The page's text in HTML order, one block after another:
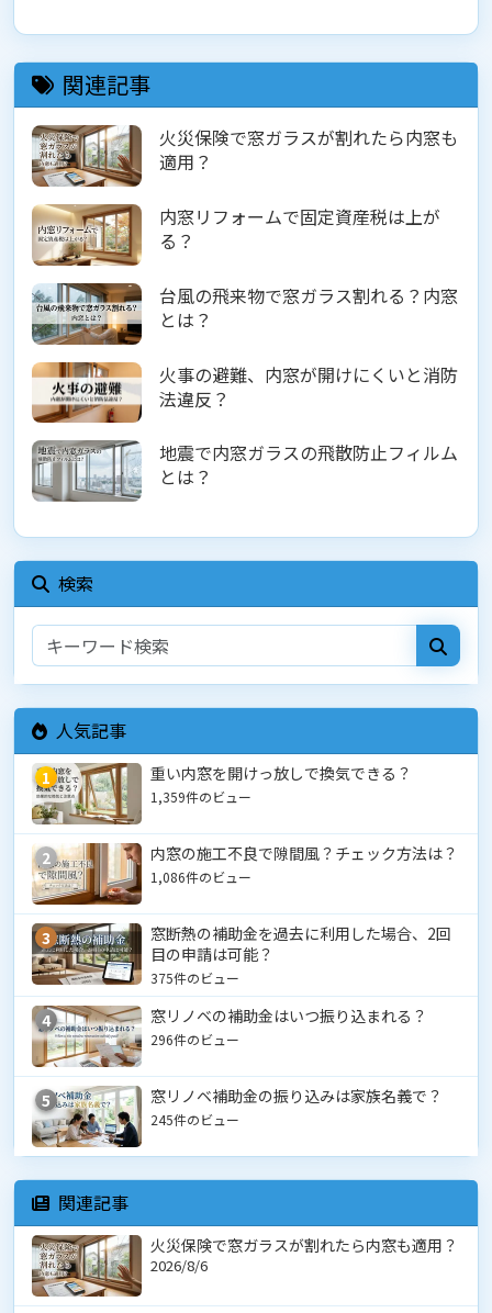
関連記事
火災保険で窓ガラスが割れたら内窓も
適用？
内窓リフォームで固定資産税は上が
る？
台風の飛来物で窓ガラス割れる？内窓
とは？
火事の避難、内窓が開けにくいと消防
法違反？
地震で内窓ガラスの飛散防止フィルム
とは？
検索
人気記事
1 重い内窓を開けっ放しで換気できる？
1,359件のビュー
2 内窓の施工不良で隙間風？チェック方法は？
1,086件のビュー
3
窓断熱の補助金を過去に利用した場合、2回
目の申請は可能？
375件のビュー
4 窓リノベの補助金はいつ振り込まれる？
296件のビュー
5 窓リノベ補助金の振り込みは家族名義で？
245件のビュー
関連記事
火災保険で窓ガラスが割れたら内窓も適用？
2026/8/6